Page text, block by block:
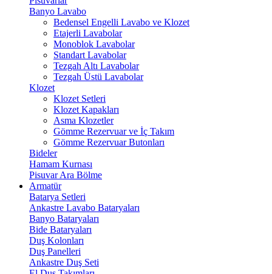
Banyo Lavabo
Bedensel Engelli Lavabo ve Klozet
Etajerli Lavabolar
Monoblok Lavabolar
Standart Lavabolar
Tezgah Altı Lavabolar
Tezgah Üstü Lavabolar
Klozet
Klozet Setleri
Klozet Kapakları
Asma Klozetler
Gömme Rezervuar ve İç Takım
Gömme Rezervuar Butonları
Bideler
Hamam Kurnası
Pisuvar Ara Bölme
Armatür
Batarya Setleri
Ankastre Lavabo Bataryaları
Banyo Bataryaları
Bide Bataryaları
Duş Kolonları
Duş Panelleri
Ankastre Duş Seti